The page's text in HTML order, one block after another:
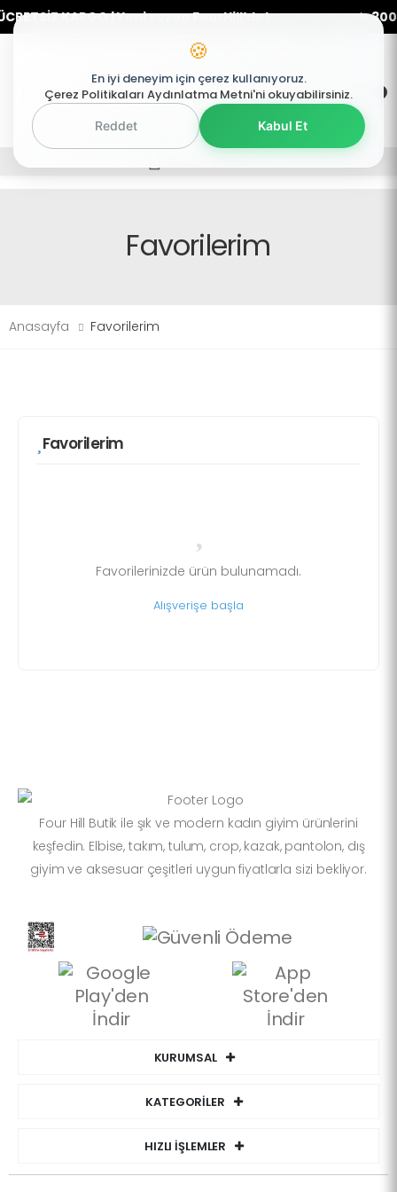
KARGO | Yeni sezon FourHill’de! ✨
Mobil Menü
Mobil Menü
Favorilerim
Anasayfa Favorilerim
Favorilerim
Favorilerinizde ürün bulunamadı.
Alışverişe başla
Four Hill Butik ile şık ve modern kadın giyim ürünlerini
keşfedin. Elbise, takım, tulum, crop, kazak, pantolon, dış
giyim ve aksesuar çeşitleri uygun fiyatlarla sizi bekliyor.
KURUMSAL
KATEGORİLER
HIZLI İŞLEMLER
🍪
En iyi deneyim için çerez kullanıyoruz.
Çerez Politikaları Aydınlatma Metni'ni okuyabilirsiniz.
Reddet Kabul Et